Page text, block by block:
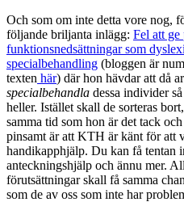
Och som om inte detta vore nog,
följande briljanta inlägg: Fel att ge
funktionsnedsättningar som
specialbehandling (bloggen är
texten här) där hon hävdar att då
specialbehandla dessa individer
heller. Istället skall de sorteras
samma tid som hon är det tack
pinsamt är att KTH är känt för att
handikapphjälp. Du kan få tentan
anteckningshjälp och ännu mer.
förutsättningar skall få samma
som de av oss som inte har